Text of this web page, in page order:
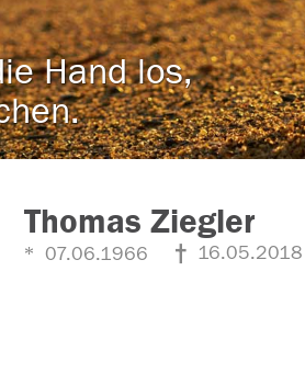
Hand los,
Thomas Ziegler
07.06.1966 16.05.2018